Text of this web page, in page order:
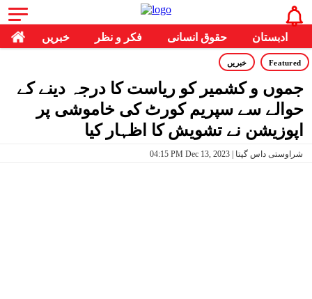
خبریں فکر و نظر حقوق انسانی ادبستان
Featured خبریں
جموں و کشمیر کو ریاست کا درجہ دینے کے
حوالے سے سپریم کورٹ کی خاموشی پر
اپوزیشن نے تشویش کا اظہار کیا
04:15 PM Dec 13, 2023 | شراوستی داس گپتا